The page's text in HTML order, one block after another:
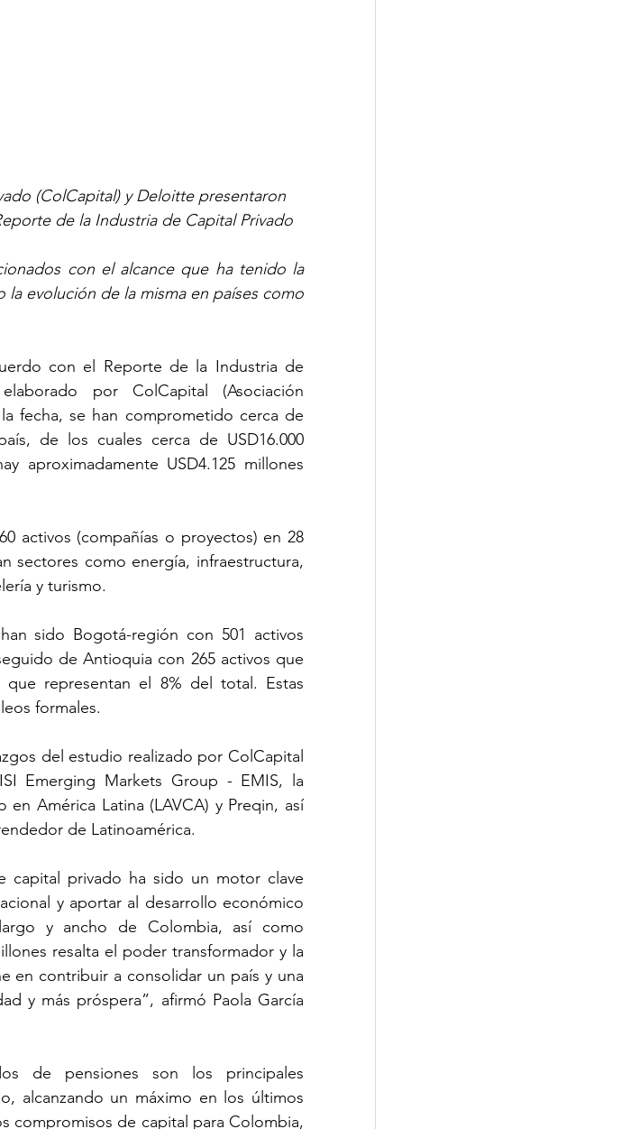
(ColCapital) y Deloitte presentaron
de la Industria de Capital Privado
con el alcance que ha tenido la
evolución de la misma en países como
con el Reporte de la Industria de
por ColCapital (Asociación
fecha, se han comprometido cerca de
de los cuales cerca de USD16.000
aproximadamente USD4.125 millones
activos (compañías o proyectos) en 28
sectores como energía, infraestructura,
y turismo.
sido Bogotá-región con 501 activos
de Antioquia con 265 activos que
representan el 8% del total. Estas
formales.
del estudio realizado por ColCapital
Emerging Markets Group - EMIS, la
América Latina (LAVCA) y Preqin, así
de Latinoamérica.
capital privado ha sido un motor clave
y aportar al desarrollo económico
y ancho de Colombia, así como
resalta el poder transformador y la
en contribuir a consolidar un país y una
y más próspera”, afirmó Paola García
de pensiones son los principales
alcanzando un máximo en los últimos
compromisos de capital para Colombia,